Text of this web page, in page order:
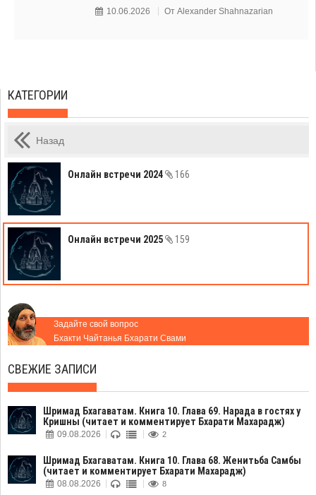
10.06.2026 От Alexander Shahnazarian
КАТЕГОРИИ
Назад
Онлайн встречи 2024 166
Онлайн встречи 2025 159
Задайте свой вопрос
Бхакти Чайтанья Бхарати Свами
СВЕЖИЕ ЗАПИСИ
Шримад Бхагаватам. Книга 10. Глава 69. Нарада в гостях у
Кришны (читает и комментирует Бхарати Махарадж)
09.08.2026 2
Шримад Бхагаватам. Книга 10. Глава 68. Женитьба Самбы
(читает и комментирует Бхарати Махарадж)
08.08.2026 8